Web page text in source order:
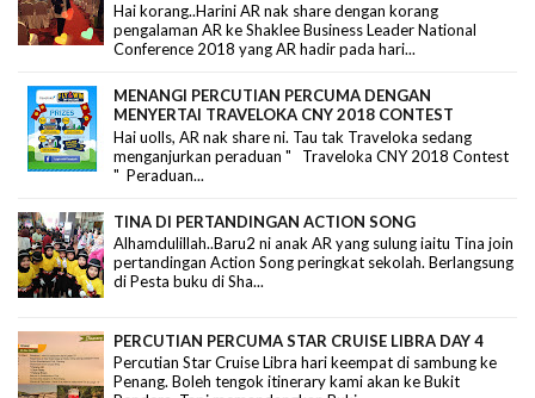
Hai korang..Harini AR nak share dengan korang
pengalaman AR ke Shaklee Business Leader National
Conference 2018 yang AR hadir pada hari...
MENANGI PERCUTIAN PERCUMA DENGAN
MENYERTAI TRAVELOKA CNY 2018 CONTEST
Hai uolls, AR nak share ni. Tau tak Traveloka sedang
menganjurkan peraduan " Traveloka CNY 2018 Contest
" Peraduan...
TINA DI PERTANDINGAN ACTION SONG
Alhamdulillah..Baru2 ni anak AR yang sulung iaitu Tina join
pertandingan Action Song peringkat sekolah. Berlangsung
di Pesta buku di Sha...
PERCUTIAN PERCUMA STAR CRUISE LIBRA DAY 4
Percutian Star Cruise Libra hari keempat di sambung ke
Penang. Boleh tengok itinerary kami akan ke Bukit